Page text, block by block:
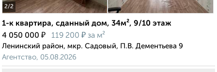
2/2
1-к квартира, сданный дом, 34м², 9/10 этаж
4 050 000 ₽ 119 200 ₽ за м²
Ленинский район, мкр. Садовый, П.В. Дементьева 9
Агентство, 05.08.2026